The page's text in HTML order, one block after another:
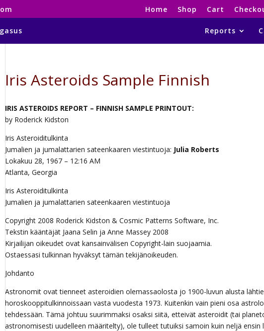
Home Shop Cart
Reports
Iris Asteroids Sample Finnish
IRIS ASTEROIDS REPORT – FINNISH SAMPLE PRINTOUT:
by Roderick Kidston
Iris Asteroiditulkinta
Jumalien ja jumalattarien sateenkaaren viestintuoja: Julia Roberts
Lokakuu 28, 1967 – 12:16 AM
Atlanta, Georgia
Iris Asteroiditulkinta
Jumalien ja jumalattarien sateenkaaren viestintuoja
Copyright 2008 Roderick Kidston & Cosmic Patterns Software, Inc.
Tekstin kääntäjät Jaana Selin ja Anne Massey 2008
Kirjailijan oikeudet ovat kansainvälisen Copyright-lain suojaamia.
Ostaessasi tulkinnan hyväksyt tämän tekijänoikeuden.
Johdanto
Astronomit ovat tienneet asteroidien olemassaolosta jo 1900-luvun alusta
horoskooppitulkinnoissaan vasta vuodesta 1973. Kuitenkin vain pieni osa
tehdessään. Tämä johtuu suurimmaksi osaksi siitä, etteivät asteroidit (tai
astronomisesti uudelleen määritelty), ole tulleet tutuiksi samoin kuin neljä ensin